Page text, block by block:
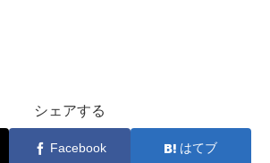
シェアする
Facebook はてブ